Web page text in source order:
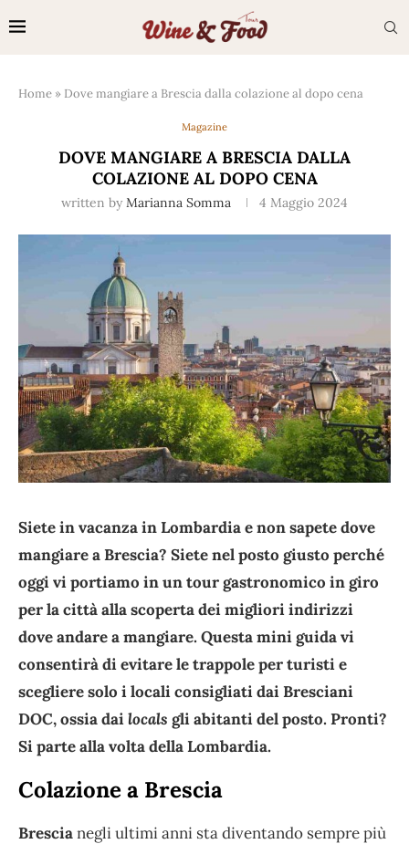
Home » Dove mangiare a Brescia dalla colazione al dopo cena
Magazine
DOVE MANGIARE A BRESCIA DALLA
COLAZIONE AL DOPO CENA
written by Marianna Somma 4 Maggio 2024
Siete in vacanza in Lombardia e non sapete dove
mangiare a Brescia? Siete nel posto giusto perché
oggi vi portiamo in un tour gastronomico in giro
per la città alla scoperta dei migliori indirizzi
dove andare a mangiare. Questa mini guida vi
consentirà di evitare le trappole per turisti e
scegliere solo i locali consigliati dai Bresciani
DOC, ossia dailocals gli abitanti del posto. Pronti?
Si parte alla volta della Lombardia.
Colazione a Brescia
Brescianegli ultimi anni sta diventando sempre più